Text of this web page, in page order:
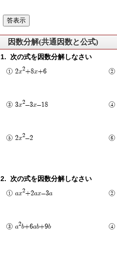
因数分解(共通因数と公式)
次の式を因数分解しなさい
2x2+8x+6
3x2-3x-18
2x2-2
次の式を因数分解しなさい
ax2+2ax-3a
a2b+6ab+9b